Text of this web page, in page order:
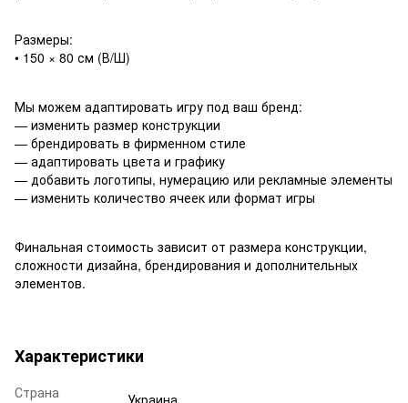
Размеры:
• 150 × 80 см (В/Ш)
Мы можем адаптировать игру под ваш бренд:
— изменить размер конструкции
— брендировать в фирменном стиле
— адаптировать цвета и графику
— добавить логотипы, нумерацию или рекламные элементы
— изменить количество ячеек или формат игры
Финальная стоимость зависит от размера конструкции,
сложности дизайна, брендирования и дополнительных
элементов.
Характеристики
Страна
Украина